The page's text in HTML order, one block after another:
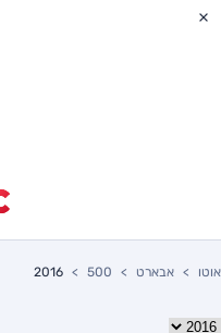
אוטו אבארט 500
2016